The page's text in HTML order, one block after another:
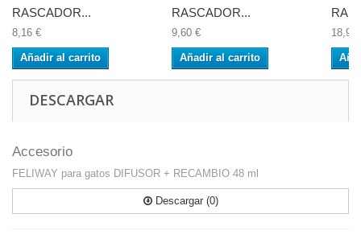
RASCADOR...
8,16 €
Añadir al carrito
RASCADOR...
9,60 €
Añadir al carrito
18,94
DESCARGAR
Accesorio
FELIWAY para gatos DIFUSOR + RECAMBIO 48 ml
Descargar (0)